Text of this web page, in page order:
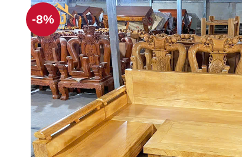
-8%